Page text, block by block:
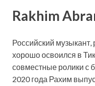
Rakhim
Российский
хорошо освоился в
совместные ролики с
2020 года Рахим